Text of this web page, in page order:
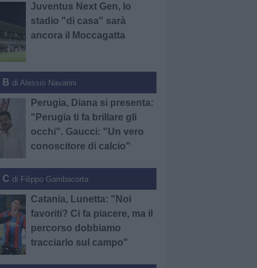
Juventus Next Gen, lo
stadio "di casa" sarà
ancora il Moccagatta
B di Alessio Navarini
Perugia, Diana si presenta:
"Perugia ti fa brillare gli
occhi". Gaucci: "Un vero
conoscitore di calcio"
C di Filippo Gambacorta
Catania, Lunetta: "Noi
favoriti? Ci fa piacere, ma il
percorso dobbiamo
tracciarlo sul campo"